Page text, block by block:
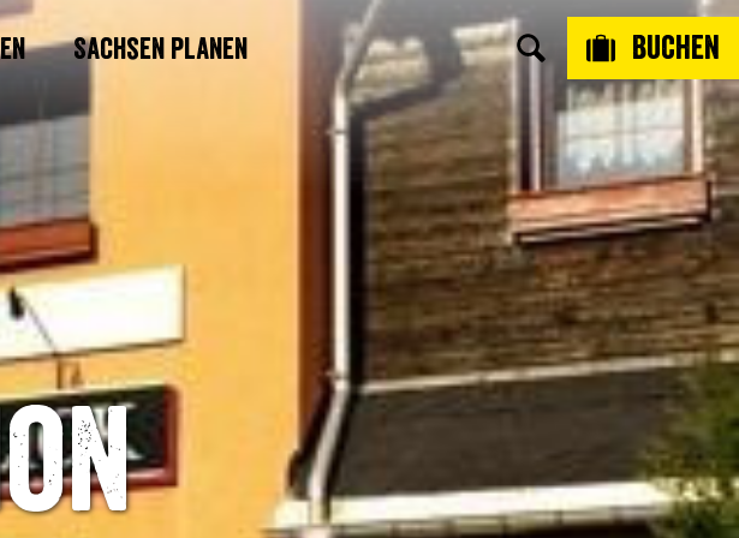
Sachsen planen Buchen